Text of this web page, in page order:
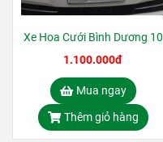
Xe Hoa Cưới Bình Dương 10
1.100.000đ
Mua ngay
Thêm giỏ hàng